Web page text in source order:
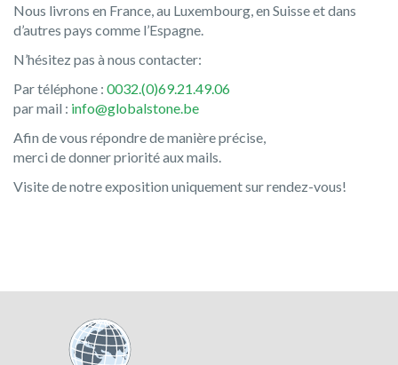
Nous livrons en France, au Luxembourg, en Suisse et dans
d’autres pays comme l’Espagne.
N’hésitez pas à nous contacter:
Par téléphone : 0032.(0)69.21.49.06
par mail : info@globalstone.be
Afin de vous répondre de manière précise,
merci de donner priorité aux mails.
Visite de notre exposition uniquement sur rendez-vous!